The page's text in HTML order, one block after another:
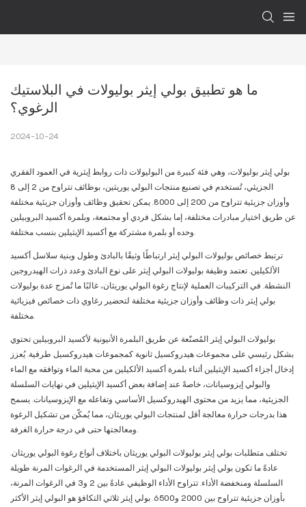
ما هو تطبيق بولي إيثر بوليولات في البلاستيك
الرغوي؟
2024-10-24
بولي إيثر بوليولات، وهي فئة كبيرة من البوليولات ذات روابط إيثرية في العمود الفقري
الجزيئي، تُستخدم في تصنيع منتجات البولي يوريثين، بوظائف تتراوح من 2 إلى 8
وأوزان جزيئية تتراوح من 200 إلى 8000. يمكن تحقيق وظائف وأوزان جزيئية مختلفة
عن طريق اختيار مبادرات مختلفة، إما بشكل فردي أو مجتمعة، وبلمرة أكسيد البروبيلين
وحده أو بلمرة مشتركة مع أكسيد الإيثيلين بنسب مختلفة.
ترتبط خصائص بوليولات البولي إيثر ارتباطًا وثيقًا بالبادئ وطول وبنية سلاسل أكسيد
الألكيلين. تعتمد وظيفة بوليولات البولي إيثر على نوع البادئ وعدد ذرات الهيدروجين
النشطة. في التركيبات العملية لإنتاج رغوة البولي يوريثان، غالبًا ما تُمزج عدة بوليولات
بولي إيثر ذات وظائف وأوزان جزيئية مختلفة لتحضير رغاوي ذات خصائص فيزيائية
مختلفة.
بوليولات البولي إيثر المُصنّعة عن طريق البلمرة الأنيونية لأكسيد البروبيلين تحتوي
بشكل رئيسي على مجموعات هيدروكسيل ثانوية كمجموعات هيدروكسيل طرفية. يُعزز
إدخال أجزاء أكسيد الإيثيلين أثناء بلمرة أكسيد الألكيلين من محبة الماء وتوافقه مع الماء
والبولي إيزوسيانات، خاصةً عند إضافة بعض أكسيد الإيثيلين في نهايات السلسلة
الجزيئية، مما يزيد من محتوى الهيدروكسيل الأساسي وتفاعله مع الإيزوسيانات. يسمح
هذا بدرجات حرارة معالجة أقل لمنتجات البولي يوريثان، مما يُمكّن من تشكيل الرغوة
ومعالجتها حتى في درجة حرارة الغرفة.
تختلف متطلبات بولي إيثر بوليولات البولي يوريثان باختلاف أنواع رغوة البولي يوريثان.
عادةً ما تكون بولي إيثر بوليولات البولي إيثر المستخدمة في الرغوات المرنة طويلة
السلسلة ومنخفضة الأداء. تتراوح الأداء الوظيفي عادةً بين 2 و3 في الرغوات المرنة،
بأوزان جزيئية تتراوح بين 2000 و6500. بولي إيثر ثلاثي التكافؤ هو البولي إيثر الأكثر